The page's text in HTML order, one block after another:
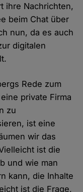
ihre Nachrichten,
beim Chat über
nun, da es auch
digitalen
Rede zum
private Firma
zu
ist eine
wir das
ist die
und wie man
kann, die Inhalte
ist die Frage,